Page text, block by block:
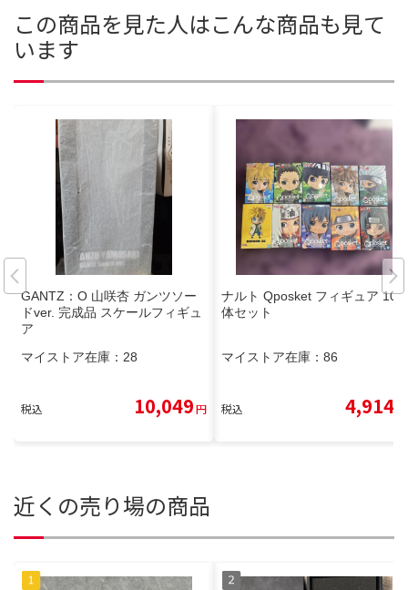
この商品を見た人はこんな商品も見て
います
GANTZ：O 山咲杏 ガンツソー
ドver. 完成品 スケールフィギュ
ア
マイストア在庫： 28
税込 10,049円
ナルト Qposket フィギュア 10
体セット
マイストア在庫： 86
税込 4,914
近くの売り場の商品